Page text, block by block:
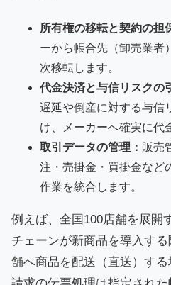
所有権の移転と契約の担
ーから帳合先（卸売業者
次移転します。
代金決済と与信リスクの
遅延や倒産に対する与信
け、メーカーへ確実に代
取引データの管理： 販売
注・売掛金・買掛金など
作業を統合します。
例えば、全国100店舗を展開
チェーンが新商品を導入す
舗へ商品を配送（直送）す